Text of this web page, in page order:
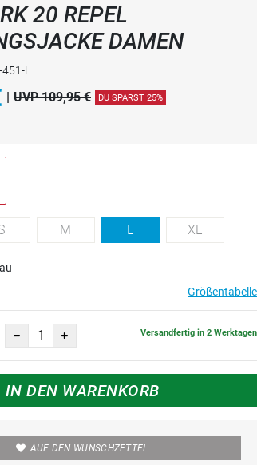
20 REPEL
DAMEN
L
UVP 109,95 € DU SPARST 25%
M L XL
Größentabelle
Versandfertig in 2 Werktagen
IN DEN WARENKORB
AUF DEN WUNSCHZETTEL